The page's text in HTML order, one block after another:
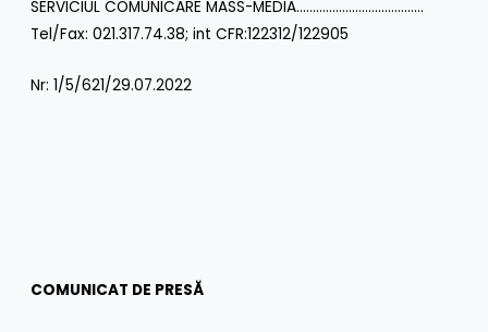
SERVICIUL COMUNICARE MASS-MEDIA…………………………………
Tel/Fax: 021.317.74.38; int CFR:122312/122905
Nr: 1/5/621/29.07.2022
COMUNICAT DE PRESĂ